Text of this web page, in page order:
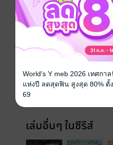
ซีรีส์ เล่นเกมก็แพ้ยังต้อ
ประเภทไฟล์
ความยาว
ราคาปก
เล่มอื่นๆ ในซีรีส์
World's Y meb 2026 เทศก
แห่งปี ลดสุดฟิน สูงสุด 80% ตั้
69